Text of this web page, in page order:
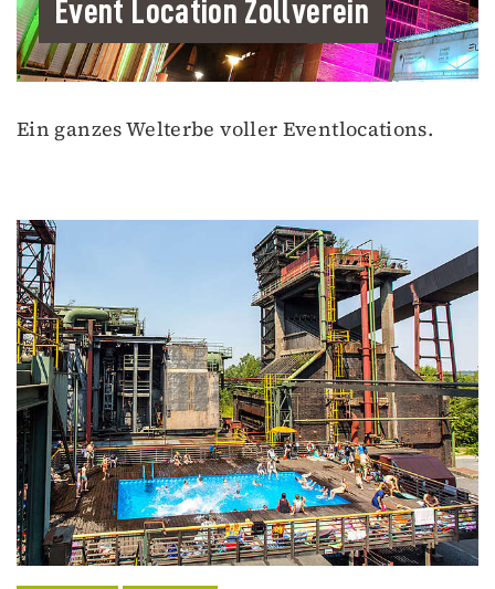
Event Location Zollverein
Ein ganzes Welterbe voller Eventlocations.